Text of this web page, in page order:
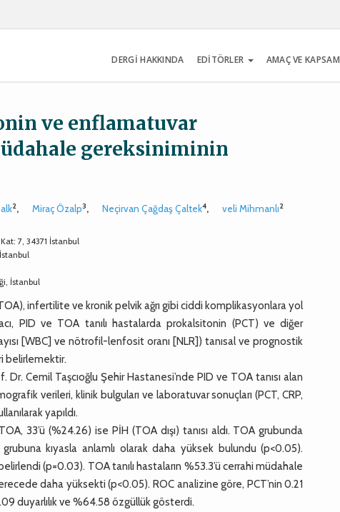
DERGİ HAKKINDA EDİTÖRLER AMAÇ VE KAPSAM
ve enflamatuvar
gereksiniminin
2, Miraç Özalp3, Neçirvan Çağdaş Çaltek4, veli Mihmanlı2
7, 34371 İstanbul
İstanbul
infertilite ve kronik pelvik ağrı gibi ciddi komplikasyonlara yol
PID ve TOA tanılı hastalarda prokalsitonin (PCT) ve diğer
[WBC] ve nötrofil-lenfosit oranı [NLR]) tanısal ve prognostik
belirlemektir.
Cemil Taşcıoğlu Şehir Hastanesi’nde PID ve TOA tanısı alan
verileri, klinik bulguları ve laboratuvar sonuçları (PCT, CRP,
yapıldı.
33’ü (%24.26) ise PİH (TOA dışı) tanısı aldı. TOA grubunda
kıyasla anlamlı olarak daha yüksek bulundu (p<0.05).
(p=0.03). TOA tanılı hastaların %53.3’ü cerrahi müdahale
daha yüksekti (p<0.05). ROC analizine göre, PCT’nin 0.21
duyarlılık ve %64.58 özgüllük gösterdi.